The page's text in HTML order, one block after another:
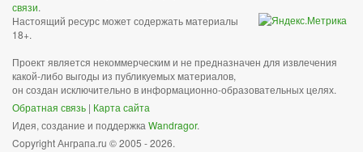
связи.
Настоящий ресурс может содержать материалы
18+.
Проект является некоммерческим и не предназначен для извлечения
какой-либо выгоды из публикуемых материалов,
он создан исключительно в информационно-образовательных целях.
Обратная связь | Карта сайта
Идея, создание и поддержка Wandragor.
Copyright Анграпа.ru © 2005 - 2026.